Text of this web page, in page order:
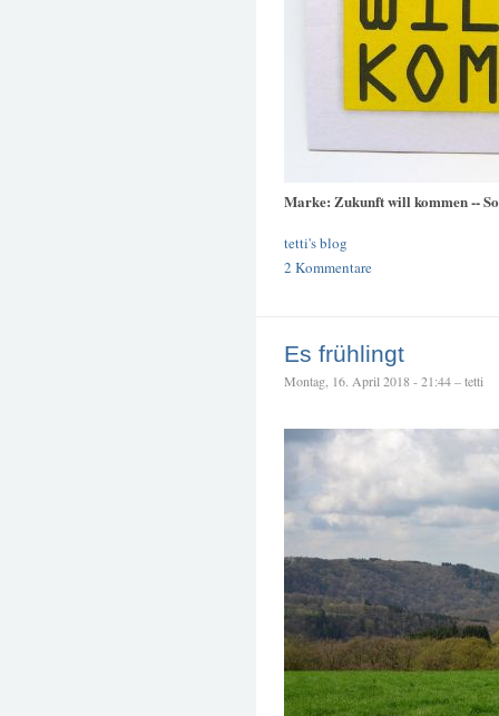
Marke: Zukunft will kommen --
tetti's blog
2 Kommentare
Es frühlingt
Montag, 16. April 2018 - 21:44 – tetti